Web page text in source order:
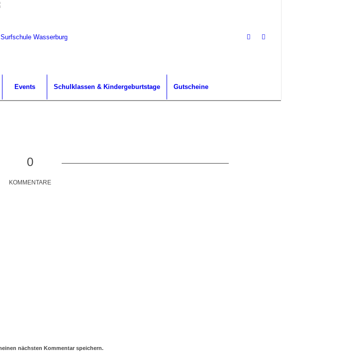
Events Schulklassen & Kindergeburtstage Gutscheine
0
KOMMENTARE
nächsten Kommentar speichern.